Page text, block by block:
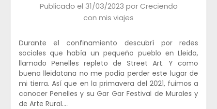
Publicado el 31/03/2023 porCreciendo
con mis viajes
Durante el confinamiento descubrí por redes
sociales que había un pequeño pueblo en Lleida,
llamado Penelles repleto de Street Art. Y como
buena lleidatana no me podía perder este lugar de
mi tierra. Así que en la primavera del 2021, fuimos a
conocer Penelles y su Gar Gar Festival de Murales y
de Arte Rural….